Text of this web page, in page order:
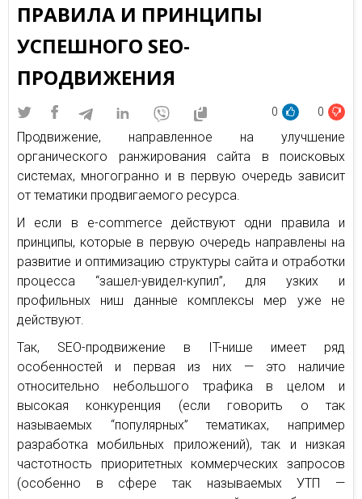
ПРАВИЛА И ПРИНЦИПЫ
УСПЕШНОГО SEO-
ПРОДВИЖЕНИЯ
0 0
Продвижение, направленное на улучшение
органического ранжирования сайта в поисковых
системах, многогранно и в первую очередь зависит
от тематики продвигаемого ресурса.
И если в e-commerce действуют одни правила и
принципы, которые в первую очередь направлены на
развитие и оптимизацию структуры сайта и отработки
процесса “зашел-увидел-купил”, для узких и
профильных ниш данные комплексы мер уже не
действуют.
Так, SEO-продвижение в IT-нише имеет ряд
особенностей и первая из них — это наличие
относительно небольшого трафика в целом и
высокая конкуренция (если говорить о так
называемых “популярных” тематиках, например
разработка мобильных приложений), так и низкая
частотность приоритетных коммерческих запросов
(особенно в сфере так называемых УТП —